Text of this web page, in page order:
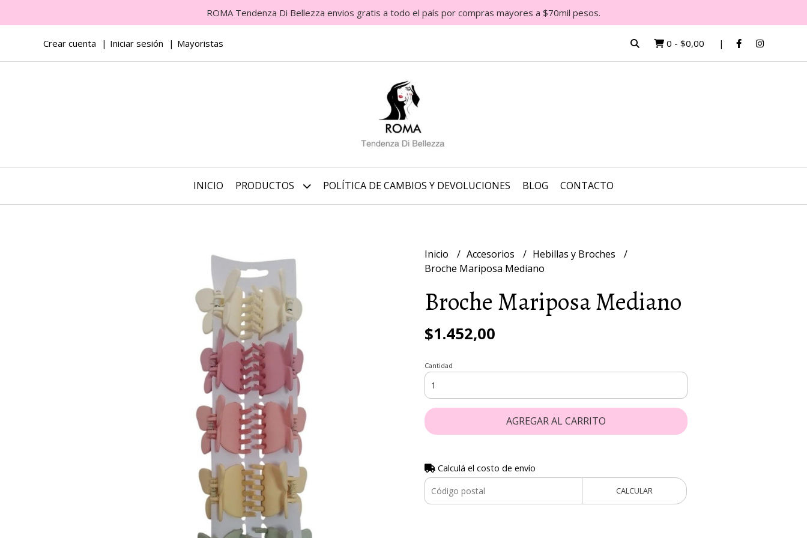
ROMA Tendenza Di Bellezza envios gratis a todo el país por compras mayores a $70mil pesos.
Crear cuenta Iniciar sesión Mayoristas 0 - $0,00
INICIO PRODUCTOS POLÍTICA DE CAMBIOS Y DEVOLUCIONES BLOG CONTACTO
Inicio Accesorios
Hebillas y Broches
Broche Mariposa Mediano
Broche Mariposa Mediano
$1.452,00
Cantidad
AGREGAR AL CARRITO
Calculá el costo de envío
CALCULAR